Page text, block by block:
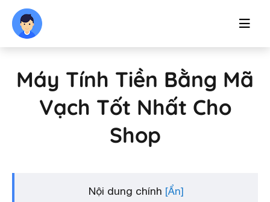
Máy Tính Tiền Bằng Mã
Vạch Tốt Nhất Cho
Shop
Nội dung chính